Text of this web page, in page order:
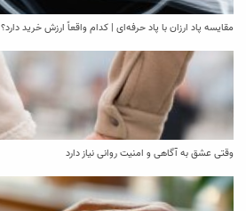
مقایسه پاد ارزان با پاد حرفه‌ای | کدام واقعاً ارزش خرید دارد؟
وقتی عشق به آگاهی و امنیت روانی نیاز دارد